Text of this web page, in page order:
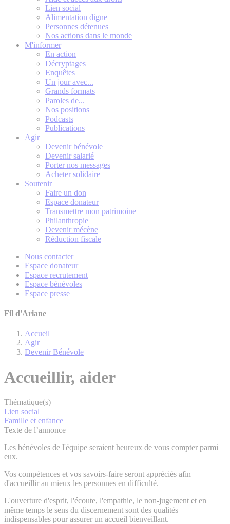
Lien social
Alimentation digne
Personnes détenues
Nos actions dans le monde
M'informer
En action
Décryptages
Enquêtes
Un jour avec...
Grands formats
Paroles de...
Nos positions
Podcasts
Publications
Agir
Devenir bénévole
Devenir salarié
Porter nos messages
Acheter solidaire
Soutenir
Faire un don
Espace donateur
Transmettre mon patrimoine
Philanthropie
Devenir mécène
Réduction fiscale
Nous contacter
Espace donateur
Espace recrutement
Espace bénévoles
Espace presse
Fil d'Ariane
Accueil
Agir
Devenir Bénévole
Accueillir, aider
Thématique(s)
Lien social
Famille et enfance
Texte de l’annonce
Les bénévoles de l'équipe seraient heureux de vous compter parmi
eux.
Vos compétences et vos savoirs-faire seront appréciés afin
d'accueillir au mieux les personnes en difficulté.
L'ouverture d'esprit, l'écoute, l'empathie, le non-jugement et en
même temps le sens du discernement sont des qualités
indispensables pour assurer un accueil bienveillant.